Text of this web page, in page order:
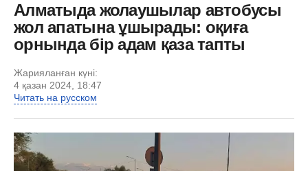
Алматыда жолаушылар автобусы
жол апатына ұшырады: оқиға
орнында бір адам қаза тапты
Жарияланған күні:
4 қазан 2024, 18:47
Читать на русском